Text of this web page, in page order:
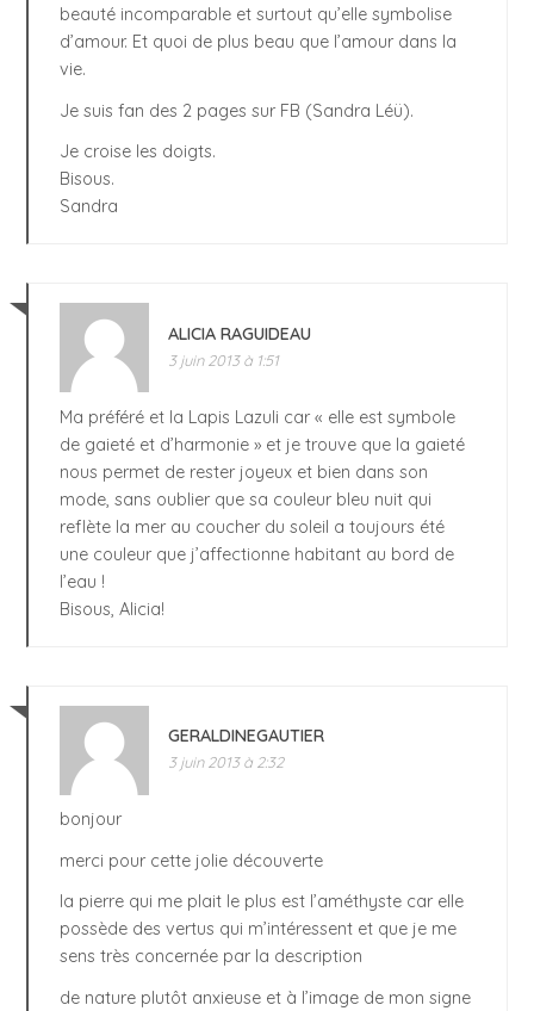
beauté incomparable et surtout qu’elle symbolise
d’amour. Et quoi de plus beau que l’amour dans la
vie.
Je suis fan des 2 pages sur FB (Sandra Léü).
Je croise les doigts.
Bisous.
Sandra
ALICIA RAGUIDEAU
3 juin 2013 à 1:51
Ma préféré et la Lapis Lazuli car « elle est symbole
de gaieté et d’harmonie » et je trouve que la gaieté
nous permet de rester joyeux et bien dans son
mode, sans oublier que sa couleur bleu nuit qui
reflète la mer au coucher du soleil a toujours été
une couleur que j’affectionne habitant au bord de
l’eau !
Bisous, Alicia!
GERALDINEGAUTIER
3 juin 2013 à 2:32
bonjour
merci pour cette jolie découverte
la pierre qui me plait le plus est l’améthyste car elle
possède des vertus qui m’intéressent et que je me
sens très concernée par la description
de nature plutôt anxieuse et à l’image de mon signe